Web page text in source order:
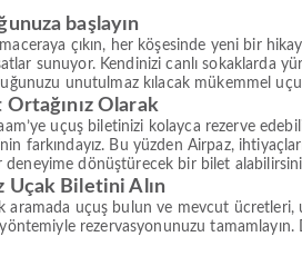
başlayın
çıkın, her köşesinde yeni bir
sunuyor. Kendinizi canlı sokaklarda
unutulmaz kılacak mükemmel
Olarak
uçuş biletinizi kolayca rezerve
farkındayız. Bu yüzden Airpaz,
deneyime dönüştürecek bir bilet
Uçak Biletini Alın
uçuş bulun ve mevcut ücretleri,
rezervasyonunuzu